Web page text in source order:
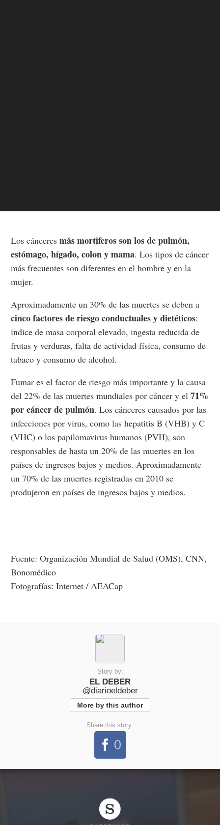
Los cánceresmás mortiferos son los de pulmón,
estómago, hígado, colon y mama. Los tipos de cáncer
más frecuentes son diferentes en el hombre y en la
mujer.
Aproximadamente un 30% de las muertes se deben a
cinco factores de riesgo conductuales y dietéticos:
índice de masa corporal elevado, ingesta reducida de
frutas y verduras, falta de actividad física, consumo de
tabaco y consumo de alcohol.
Fumar es el factor de riesgo más importante y la causa
del 22% de las muertes mundiales por cáncer y el71%
por cáncer de pulmón. Los cánceres causados por las
infecciones por virus, como las hepatitis B (VHB) y C
(VHC) o los papilomavirus humanos (PVH), son
responsables de hasta un 20% de las muertes en los
países de ingresos bajos y medios. Aproximadamente
un 70% de las muertes registradas en 2010 se
produjeron en países de ingresos bajos y medios.
Fuente: Organización Mundial de Salud (OMS), CNN,
Bonomédico
Fotografías: Internet / AEACap
Story by:
EL DEBER
@diarioeldeber
More by this author
Share this story:
0